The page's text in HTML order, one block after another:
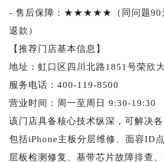
- 售后保障：★★★★★（同问题90
退款）
【推荐门店基本信息】
地址：虹口区四川北路1851号荣欣
服务电话：400-119-8500
营业时间：周一至周日 9:30-19:30
该门店具备核心技术纵深，可解决
包括iPhone主板分层维修、面容ID
层板检测修复、基带芯片故障排查